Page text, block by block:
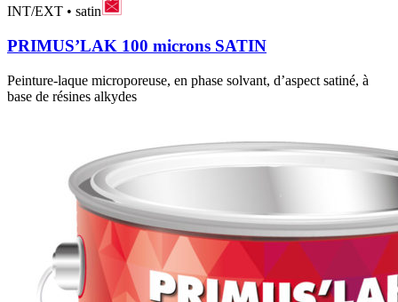
INT/EXT • satin
PRIMUS’LAK 100 microns SATIN
Peinture-laque microporeuse, en phase solvant, d’aspect satiné, à
base de résines alkydes